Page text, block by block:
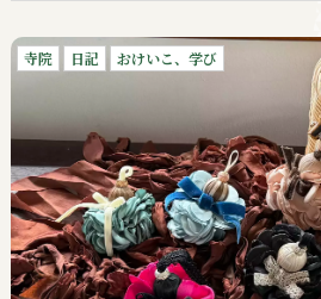
寺院 日記 おけいこ、学び